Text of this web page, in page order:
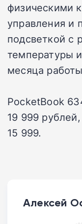
физическими
управления и
подсветкой с
температуры
месяца
PocketBook
19 999
15 999.
Алексей